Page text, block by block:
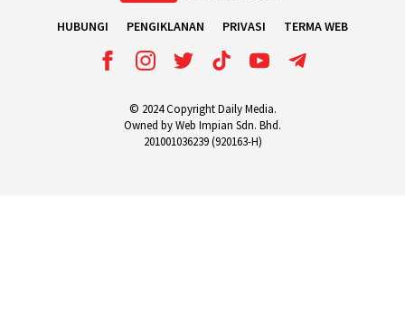
HUBUNGI PENGIKLANAN PRIVASI TERMA WEB
© 2024 Copyright Daily Media.
Owned by Web Impian Sdn. Bhd.
201001036239 (920163-H)